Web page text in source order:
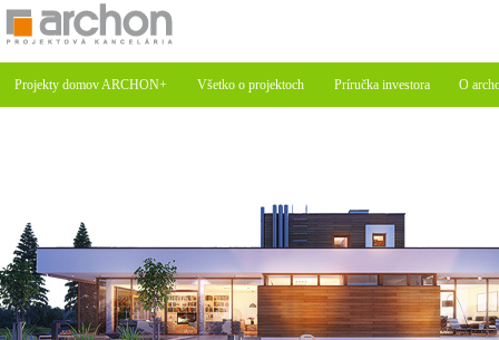
Projekty domov ARCHON+ Všetko o projektoch Príručka investora O